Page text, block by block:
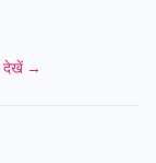
देखें →